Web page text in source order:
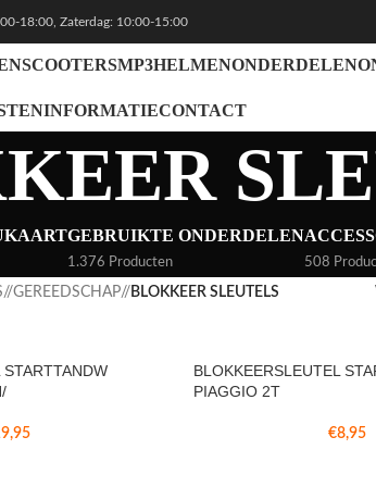
18:00, Zaterdag: 10:00-15:00
SCOOTERSMP3HELMENONDERDELEN
INFORMATIECONTACT
GEBRUIKTE ONDERDELEN
1.376 Producten 508
/ GEREEDSCHAP/ BLOKKEER SLEUTELS
BLOKKEERSLEUTEL
PIAGGIO 2T
€8,95